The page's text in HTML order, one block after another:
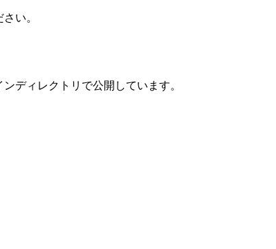
い。
ディレクトリで公開しています。